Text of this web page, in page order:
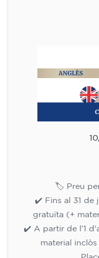
🏷️ Preu
✔️ Fins al 31 de
gratuïta (+
✔️ A partir de l'1
material